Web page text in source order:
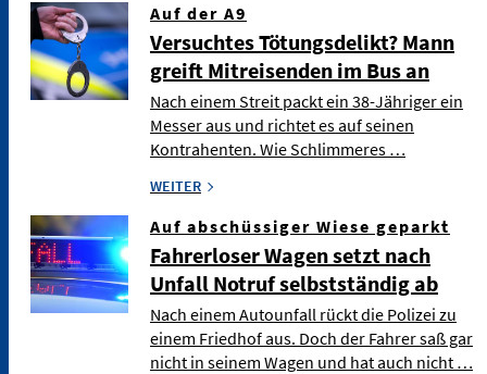
Auf der A9
Versuchtes Tötungsdelikt? Mann
greift Mitreisenden im Bus an
Nach einem Streit packt ein 38-Jähriger ein
Messer aus und richtet es auf seinen
Kontrahenten. Wie Schlimmeres …
WEITER
Auf abschüssiger Wiese geparkt
Fahrerloser Wagen setzt nach
Unfall Notruf selbstständig ab
Nach einem Autounfall rückt die Polizei zu
einem Friedhof aus. Doch der Fahrer saß gar
nicht in seinem Wagen und hat auch nicht …